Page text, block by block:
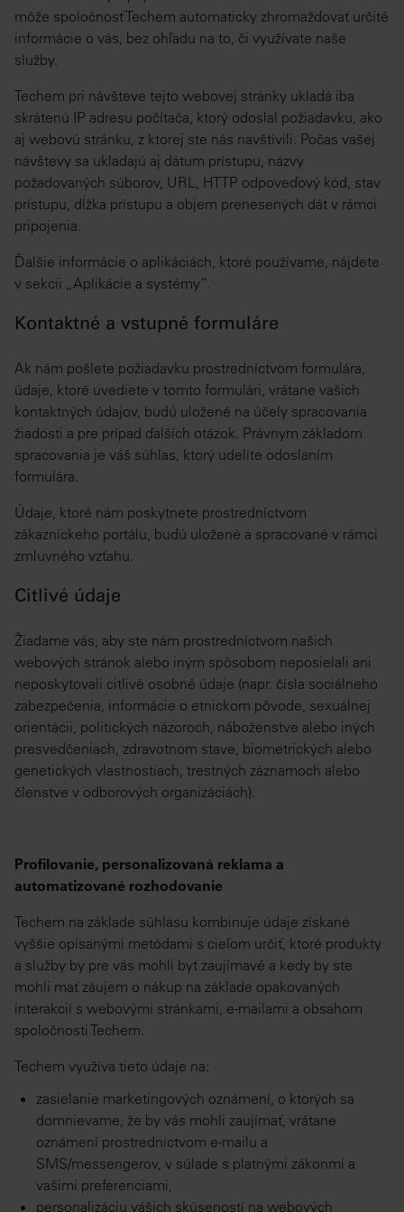
môže spoločnosť Techem automaticky zhromažďovať určité
informácie o vás, bez ohľadu na to, či využívate naše
služby.
Techem pri návšteve tejto webovej stránky ukladá iba
skrátenú IP adresu počítača, ktorý odoslal požiadavku, ako
aj webovú stránku, z ktorej ste nás navštívili. Počas vašej
návštevy sa ukladajú aj dátum prístupu, názvy
požadovaných súborov, URL, HTTP odpoveďový kód, stav
prístupu, dĺžka prístupu a objem prenesených dát v rámci
pripojenia.
Ďalšie informácie o aplikáciách, ktoré používame, nájdete
v sekcii „Aplikácie a systémy“.
Kontaktné a vstupné formuláre
Ak nám pošlete požiadavku prostredníctvom formulára,
údaje, ktoré uvediete v tomto formulári, vrátane vašich
kontaktných údajov, budú uložené na účely spracovania
žiadosti a pre prípad ďalších otázok. Právnym základom
spracovania je váš súhlas, ktorý udelíte odoslaním
formulára.
Údaje, ktoré nám poskytnete prostredníctvom
zákazníckeho portálu, budú uložené a spracované v rámci
zmluvného vzťahu.
Citlivé údaje
Žiadame vás, aby ste nám prostredníctvom našich
webových stránok alebo iným spôsobom neposielali ani
neposkytovali citlivé osobné údaje (napr. čísla sociálneho
zabezpečenia, informácie o etnickom pôvode, sexuálnej
orientácii, politických názoroch, náboženstve alebo iných
presvedčeniach, zdravotnom stave, biometrických alebo
genetických vlastnostiach, trestných záznamoch alebo
členstve v odborových organizáciách).
Profilovanie, personalizovaná reklama a
automatizované rozhodovanie
Techem na základe súhlasu kombinuje údaje získané
vyššie opísanými metódami s cieľom určiť, ktoré produkty
a služby by pre vás mohli byť zaujímavé a kedy by ste
mohli mať záujem o nákup na základe opakovaných
interakcií s webovými stránkami, e-mailami a obsahom
spoločnosti Techem.
Techem využíva tieto údaje na:
zasielanie marketingových oznámení, o ktorých sa
domnievame, že by vás mohli zaujímať, vrátane
oznámení prostredníctvom e-mailu a
SMS/messengerov, v súlade s platnými zákonmi a
vašimi preferenciami,
personalizáciu vášich skúseností na webových